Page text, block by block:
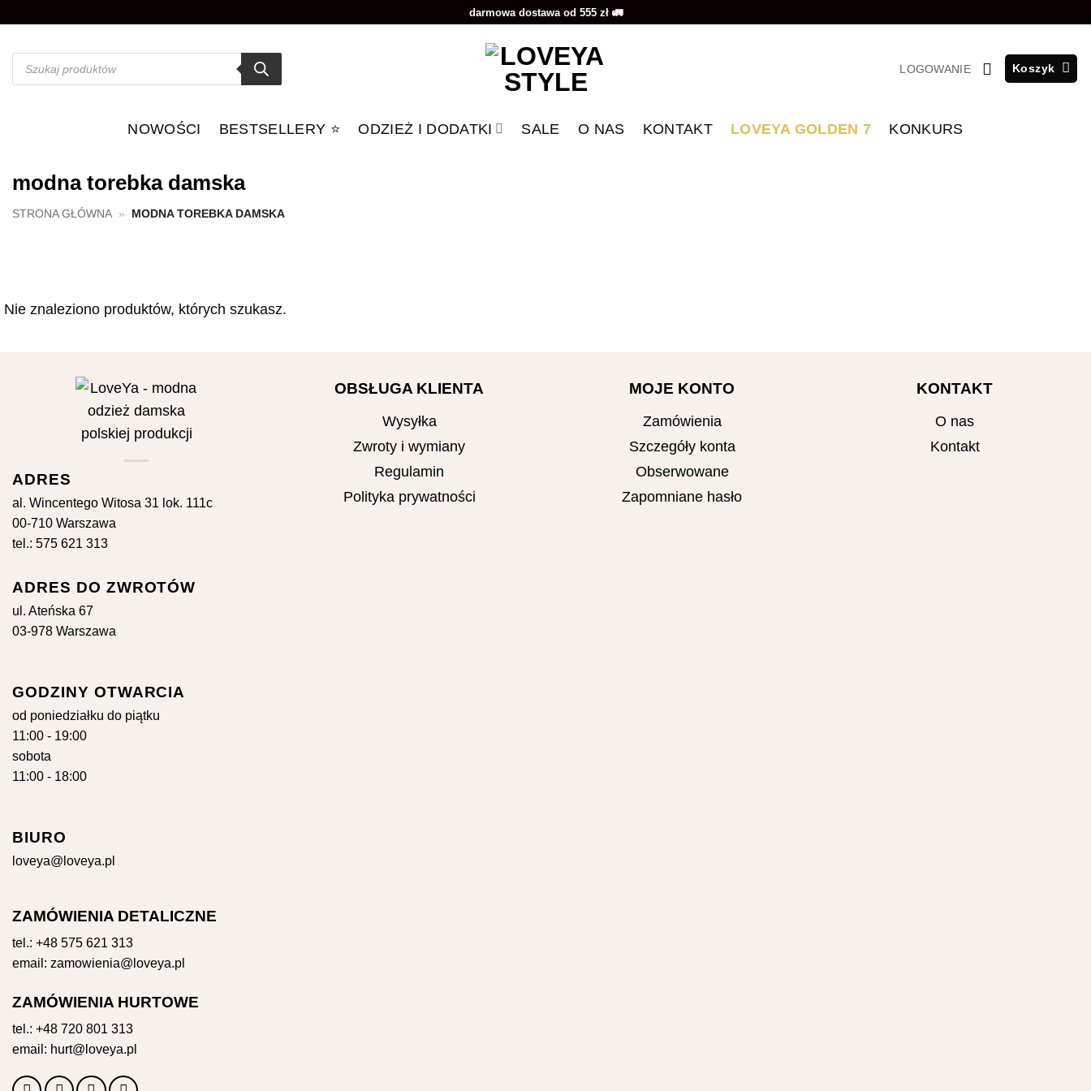
zawartości
darmowa dostawa od 555 zł 🚛
Wyszukiwarka
produktów
LOGOWANIE Koszyk
NOWOŚCI BESTSELLERY ⭐️ ODZIEŻ I DODATKI SALE O NAS KONTAKT LOVEYA GOLDEN 7 KONKURS
modna torebka damska
STRONA GŁÓWNA » MODNA TOREBKA DAMSKA
Nie znaleziono produktów, których szukasz.
ADRES
al. Wincentego Witosa 31 lok. 111c
00-710 Warszawa
tel.: 575 621 313
ADRES DO ZWROTÓW
ul. Ateńska 67
03-978 Warszawa
GODZINY OTWARCIA
od poniedziałku do piątku
11:00 - 19:00
sobota
11:00 - 18:00
BIURO
loveya@loveya.pl
ZAMÓWIENIA DETALICZNE
tel.: +48 575 621 313
email: zamowienia@loveya.pl
ZAMÓWIENIA HURTOWE
tel.: +48 720 801 313
email: hurt@loveya.pl
OBSŁUGA KLIENTA
Wysyłka
Zwroty i wymiany
Regulamin
Polityka prywatności
MOJE KONTO
Zamówienia
Szczegóły konta
Obserwowane
Zapomniane hasło
KONTAKT
O nas
Kontakt